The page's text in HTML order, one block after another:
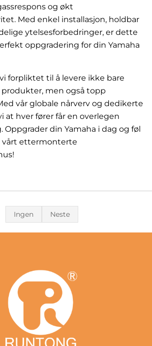
og økt
Med enkel installasjon, holdbar
ytelsesforbedringer, er dette
oppgradering for din Yamaha
forpliktet til å levere ikke bare
men også topp
vår globale nårverv og dedikerte
at hver fører får en overlegen
Oppgrader din Yamaha i dag og føl
vårt ettermonterte
Ingen Neste